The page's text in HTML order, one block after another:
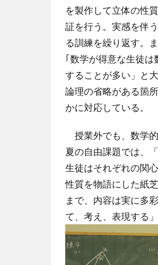
を製作して立体の性
証を行う。実感を伴
る訓練を繰り返す。
｢数学が得意な生徒
することが多い」と
論理の省略がある箇
かに対応している。
授業外でも、数学
夏の自由課題では、
生徒はそれぞれの関
性質を物語にした紙
まで、内容は実に多
て、考え、表現する